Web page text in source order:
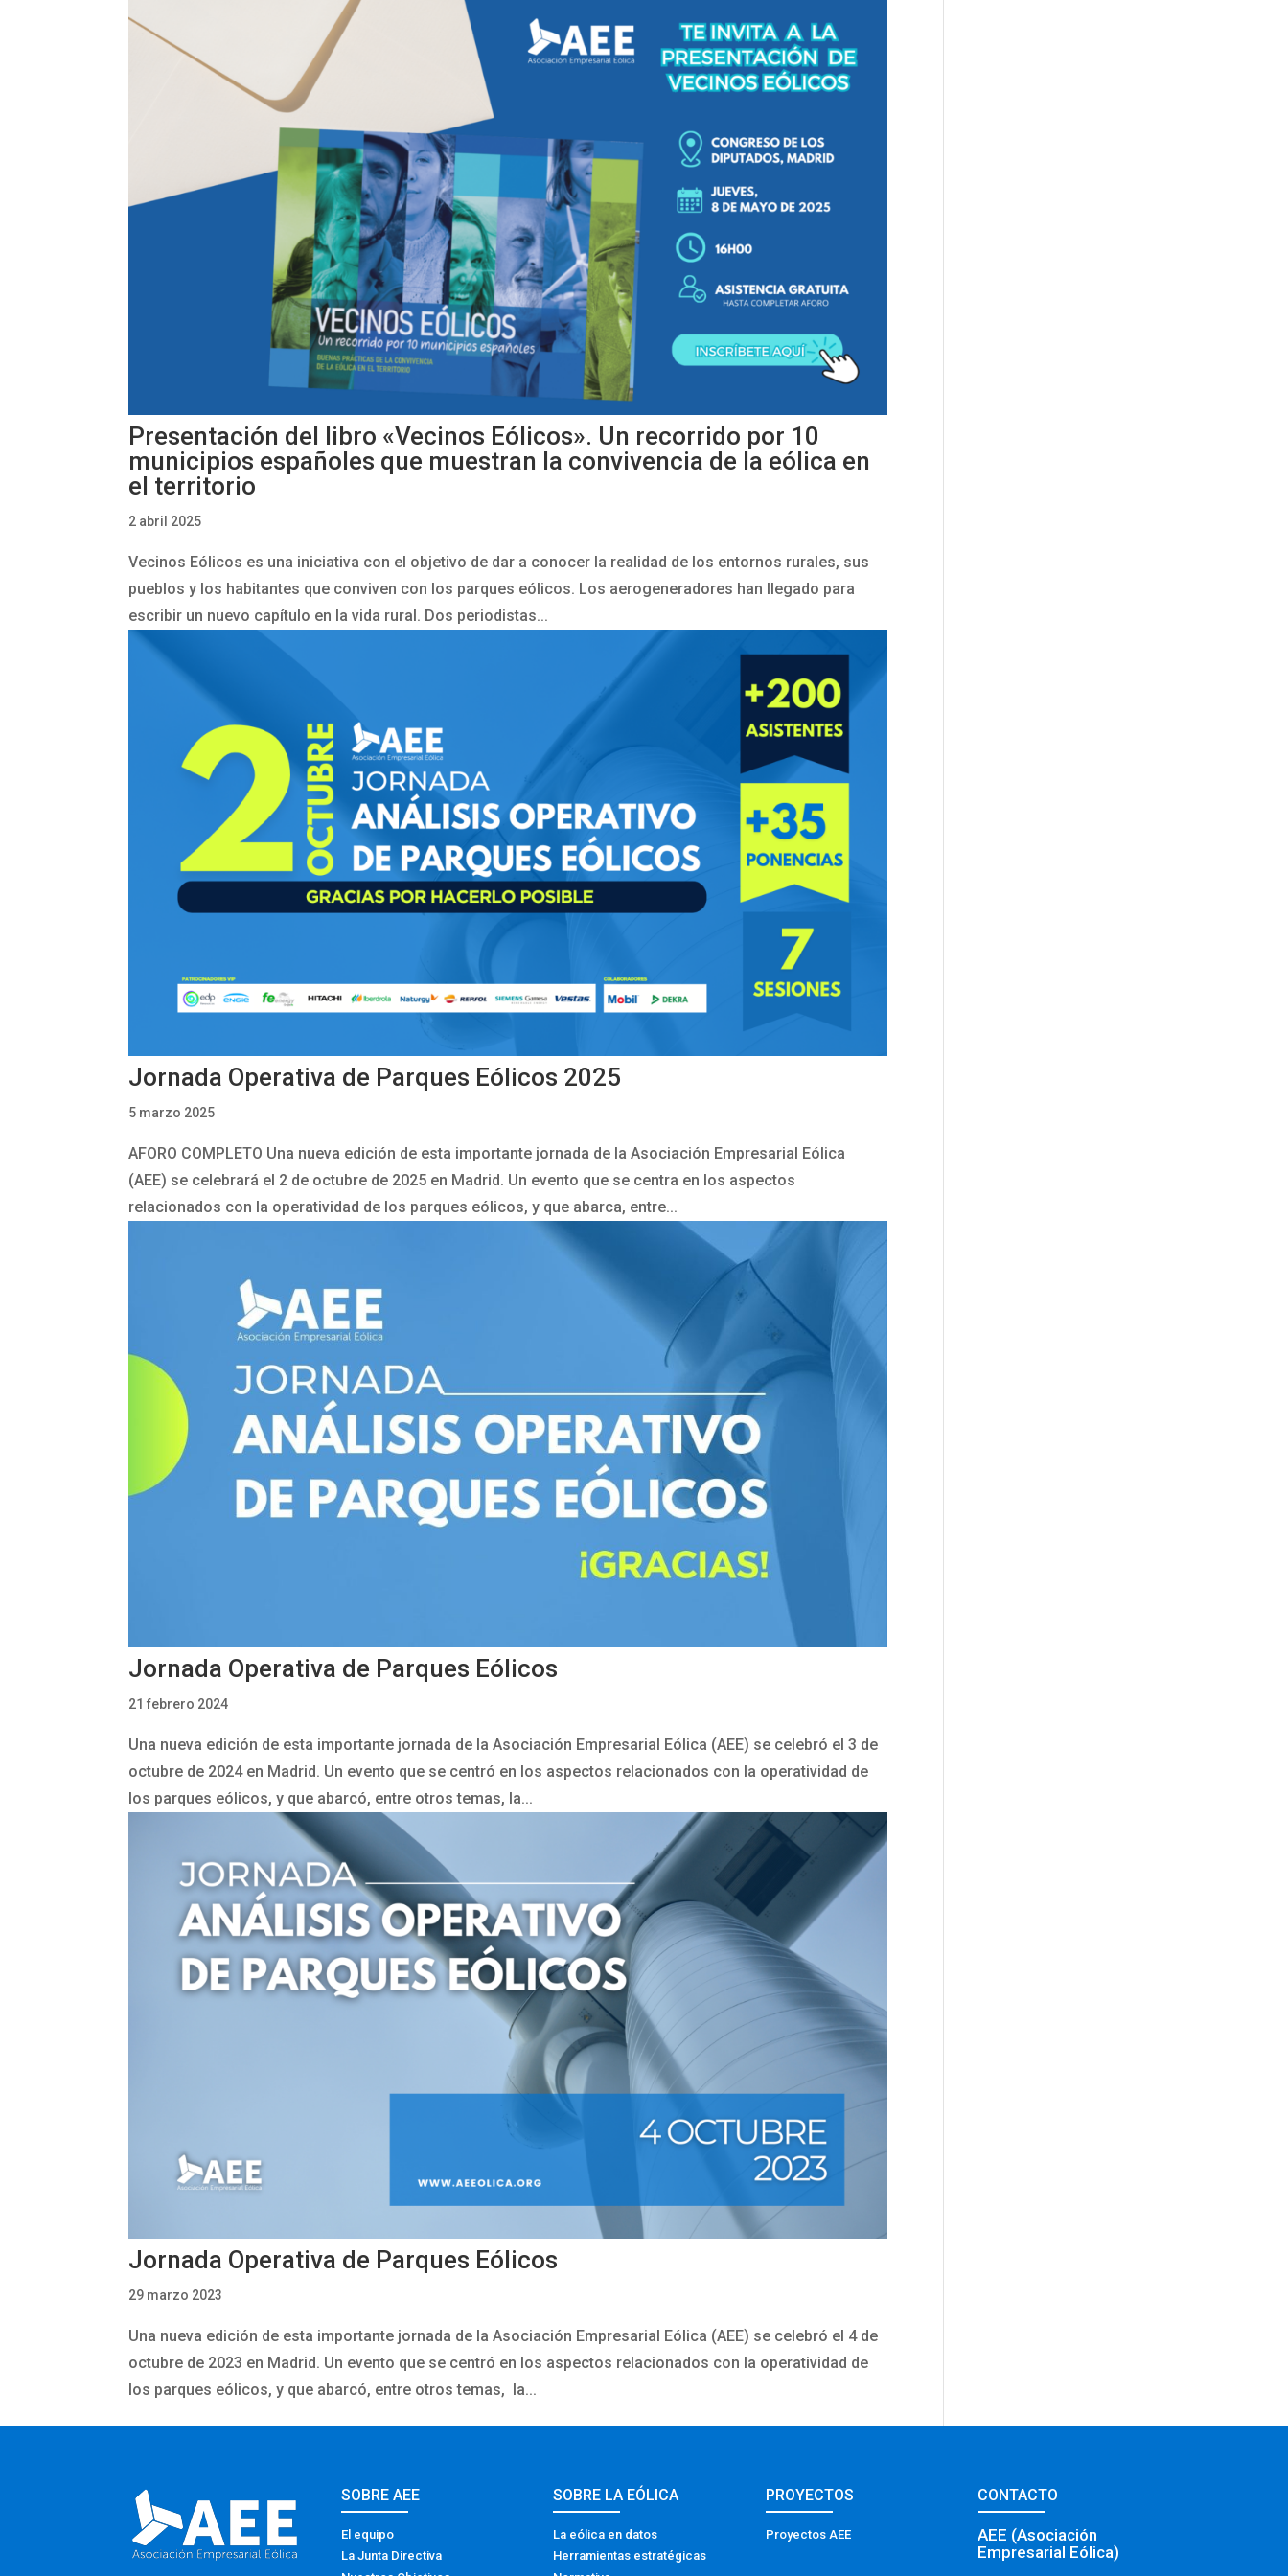
Presentación del libro «Vecinos Eólicos». Un recorrido por 10
municipios españoles que muestran la convivencia de la eólica en
el territorio
2 abril 2025
Vecinos Eólicos es una iniciativa con el objetivo de dar a conocer la realidad de los entornos rurales, sus
pueblos y los habitantes que conviven con los parques eólicos. Los aerogeneradores han llegado para
escribir un nuevo capítulo en la vida rural. Dos periodistas...
Jornada Operativa de Parques Eólicos 2025
5 marzo 2025
AFORO COMPLETO Una nueva edición de esta importante jornada de la Asociación Empresarial Eólica
(AEE) se celebrará el 2 de octubre de 2025 en Madrid. Un evento que se centra en los aspectos
relacionados con la operatividad de los parques eólicos, y que abarca, entre...
Jornada Operativa de Parques Eólicos
21 febrero 2024
Una nueva edición de esta importante jornada de la Asociación Empresarial Eólica (AEE) se celebró el 3 de
octubre de 2024 en Madrid. Un evento que se centró en los aspectos relacionados con la operatividad de
los parques eólicos, y que abarcó, entre otros temas, la...
Jornada Operativa de Parques Eólicos
29 marzo 2023
Una nueva edición de esta importante jornada de la Asociación Empresarial Eólica (AEE) se celebró el 4 de
octubre de 2023 en Madrid. Un evento que se centró en los aspectos relacionados con la operatividad de
los parques eólicos, y que abarcó, entre otros temas, la...
SOBRE AEE
El equipo
La Junta Directiva
SOBRE LA EÓLICA
La eólica en datos
Herramientas estratégicas
PROYECTOS
Proyectos AEE
CONTACTO
AEE (Asociación
Empresarial Eólica)